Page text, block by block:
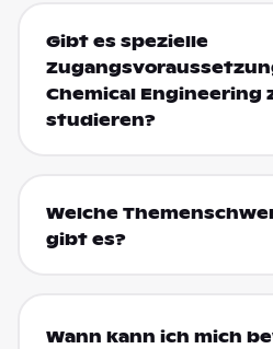
Gibt es spezielle
Chemical Engineering
studieren?
Welche
gibt es?
Wann kann ich mich